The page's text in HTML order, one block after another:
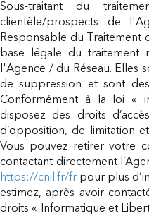
Sous-traitant du
clientèle/prospects de
Responsable du Traitement
base légale du traitement
l'Agence / du Réseau. Elles
de suppression et sont
Conformément à la loi «
disposez des droits
d’opposition, de limitation
Vous pouvez retirer votre
contactant directement
https://cnil.fr/fr pour plus
estimez, après avoir
droits « Informatique et